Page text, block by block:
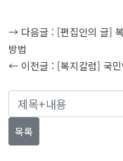
글
탐
색
→ 다음글 : [편집인의 글]
방법
← 이전글 : [복지칼럼] 국
목록